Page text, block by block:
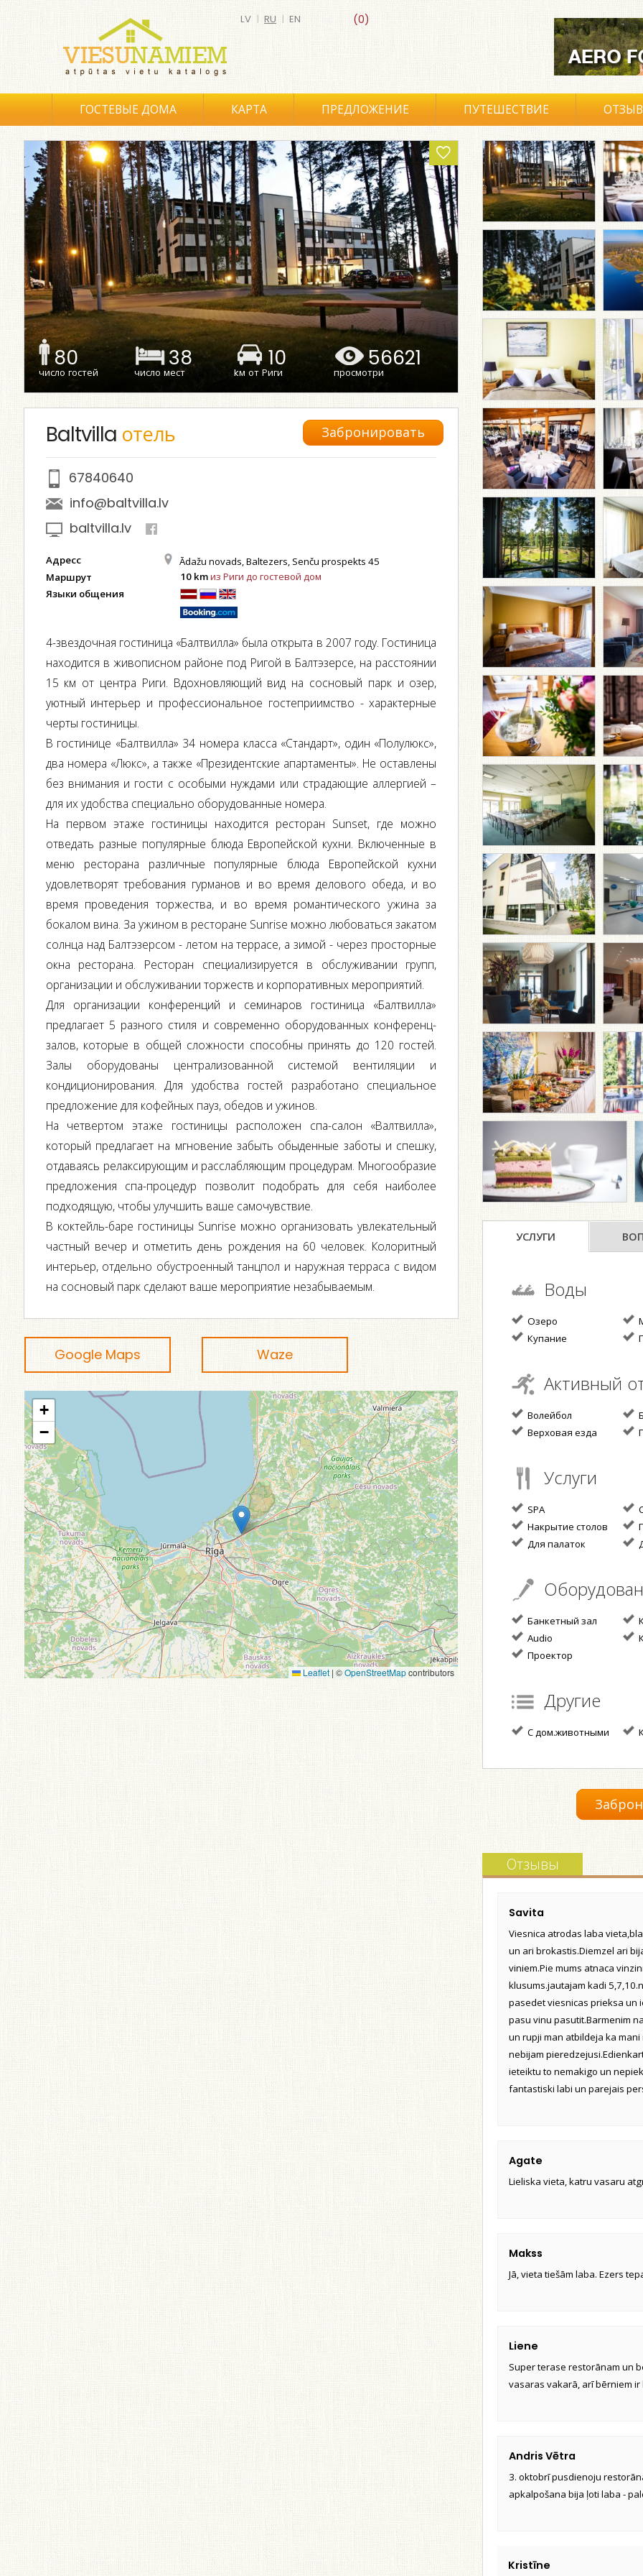
(0)
LV | RU | EN
ГОСТЕВЫЕ ДОМА КАРТА ПРЕДЛОЖЕНИЕ ПУТЕШЕСТВИЕ
80
число гостей
38
число мест
10
kм от Риги
56621
просмотри
Baltvilla отель Забронировать
67840640
info@baltvilla.lv
baltvilla.lv
Адресс Ādažu novads, Baltezers, Senču prospekts 45
Маршрут 10 kmиз Риги до гостевой дом
Языки общения
4-звездочная гостиница «Балтвилла» была открыта в 2007 году. Гостиница
находится в живописном районе под Ригой в Балтэзерсе, на расстоянии
15 км от центра Риги. Вдохновляющий вид на сосновый парк и озер,
уютный интерьер и профессиональное гостеприимство - характерные
черты гостиницы.
В гостинице «Балтвилла» 34 номера класса «Стандарт», один «Полулюкс»,
два номера «Люкс», а также «Президентские апартаменты». Не оставлены
без внимания и гости с особыми нуждами или страдающие аллергией –
для их удобства специально оборудованные номера.
На первом этаже гостиницы находится ресторан Sunset, где можно
отведать разные популярные блюда Европейской кухни. Включенные в
меню ресторана различные популярные блюда Европейской кухни
удовлетворят требования гурманов и во время делового обеда, и во
время проведения торжества, и во время романтического ужина за
бокалом вина. За ужином в ресторане Sunrise можно любоваться закатом
солнца над Балтэзерсом - летом на террасе, а зимой - через просторные
окна ресторана. Ресторан специализируется в обслуживании групп,
организации и обслуживании торжеств и корпоративных мероприятий.
Для организации конференций и семинаров гостиница «Балтвилла»
предлагает 5 разного стиля и современно оборудованных конференц-
залов, которые в общей сложности способны принять до 120 гостей.
Залы оборудованы централизованной системой вентиляции и
кондиционирования. Для удобства гостей разработано специальное
предложение для кофейных пауз, обедов и ужинов.
На четвертом этаже гостиницы расположен спа-салон «Валтвилла»,
который предлагает на мгновение забыть обыденные заботы и спешку,
отдаваясь релаксирующим и расслабляющим процедурам. Многообразие
предложения спа-процедур позволит подобрать для себя наиболее
подходящую, чтобы улучшить ваше самочувствие.
В коктейль-баре гостиницы Sunrise можно организовать увлекательный
частный вечер и отметить день рождения на 60 человек. Колоритный
интерьер, отдельно обустроенный танцпол и наружная терраса с видом
на сосновый парк сделают ваше мероприятие незабываемым.
Google Maps Waze
+
−
Leaflet | ©OpenStreetMapcontributors
УСЛУГИ
Воды
Озеро
Купание
Активный
Волейбол
Верховая езда
Услуги
SPA
Накрытие столов
Для палаток
Банкетный зал
Audio
Проектор
Другие
С дом.животными
Отзывы
Savita
Viesnica atrodas laba
un ari brokastis.Diemzel ari
viniem.Pie mums atnaca
klusums.jautajam kadi
pasedet viesnicas prieksa un
pasu vinu pasutit.Barmenim
un rupji man atbildeja ka
nebijam
ieteiktu to nemakigo un
fantastiski labi un parejais
Agate
Lieliska vieta, katru vasaru
Makss
Jā, vieta tiešām laba. Ezers
Liene
Super terase restorānam un
vasaras vakarā, arī bērniem
Andris Vētra
3. oktobrī pusdienoju
apkalpošana bija ļoti laba -
Kristīne